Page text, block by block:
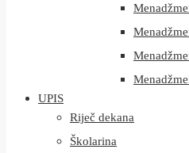
UPIS
Riječ dekana
Školarina